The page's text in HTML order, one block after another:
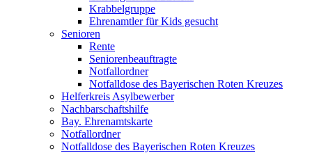
Krabbelgruppe
Ehrenamtler für Kids gesucht
Senioren
Rente
Seniorenbeauftragte
Notfallordner
Notfalldose des Bayerischen Roten Kreuzes
Helferkreis Asylbewerber
Nachbarschaftshilfe
Bay. Ehrenamtskarte
Notfallordner
Notfalldose des Bayerischen Roten Kreuzes